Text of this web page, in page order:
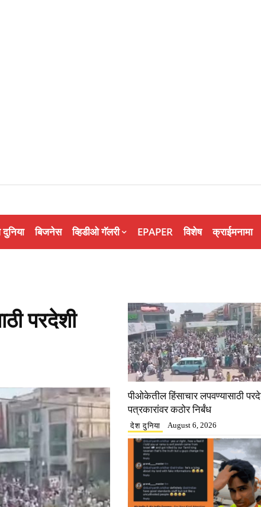
बिजनेस व्हिडीओ गॅलरी EPAPER विशेष क्राईमनामा
परदेशी
पीओकेतील हिंसाचार लपवण्यासाठी
पत्रकारांवर कठोर निर्बंध
देश दुनिया August 6, 2026